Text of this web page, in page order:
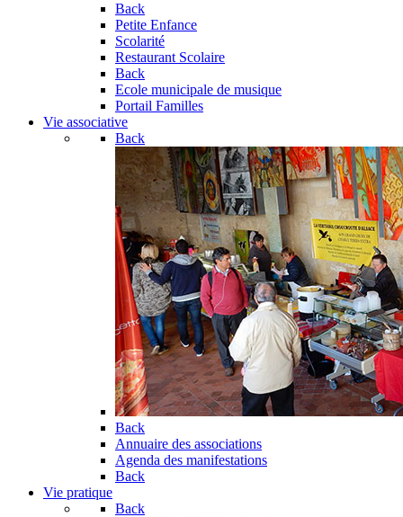
Back
Petite Enfance
Scolarité
Restaurant Scolaire
Back
Ecole municipale de musique
Portail Familles
Vie associative
Back
Back
Annuaire des associations
Agenda des manifestations
Back
Vie pratique
Back